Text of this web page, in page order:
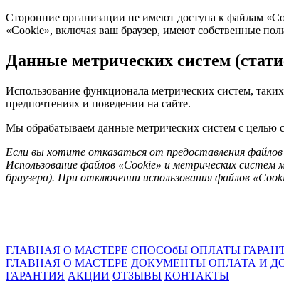
Сторонние организации не имеют доступа к файлам
«Cookie», включая ваш браузер, имеют собственные
Данные метрических систем
Использование функционала метрических систем,
предпочтениях и поведении на сайте.
Мы обрабатываем данные метрических систем с целью
Если вы хотите отказаться от предоставления
Использование файлов «Cookie» и метрических
браузера). При отключении использования файлов
ГЛАВНАЯ О МАСТЕРЕ СПОСОбЫ ОПЛАТЫ
ГЛАВНАЯ О МАСТЕРЕ ДОКУМЕНТЫ ОПЛАТА И
ГАРАНТИЯ АКЦИИ ОТЗЫВЫ КОНТАКТЫ